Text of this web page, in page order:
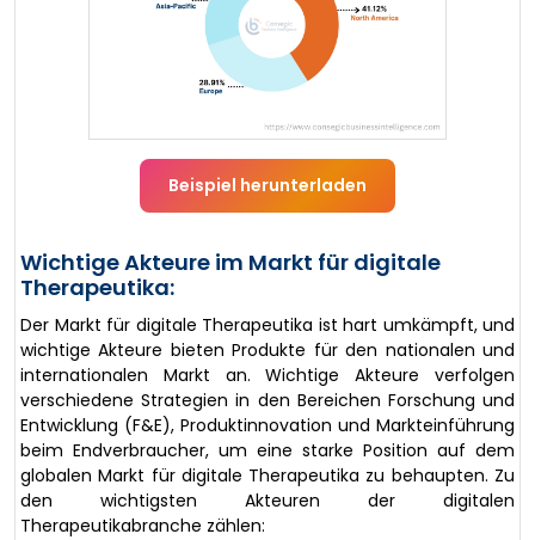
Beispiel herunterladen
Wichtige Akteure im Markt für digitale
Therapeutika:
Der Markt für digitale Therapeutika ist hart umkämpft, und
wichtige Akteure bieten Produkte für den nationalen und
internationalen Markt an. Wichtige Akteure verfolgen
verschiedene Strategien in den Bereichen Forschung und
Entwicklung (F&E), Produktinnovation und Markteinführung
beim Endverbraucher, um eine starke Position auf dem
globalen Markt für digitale Therapeutika zu behaupten. Zu
den wichtigsten Akteuren der digitalen
Therapeutikabranche zählen: